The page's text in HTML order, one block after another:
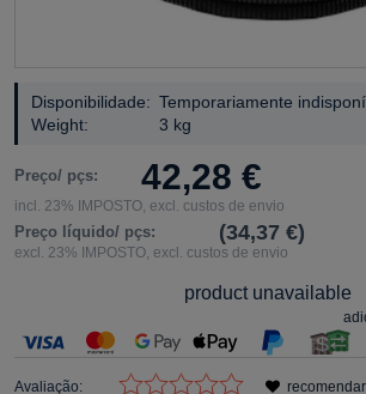
Disponibilidade: Temporariamente
Weight:
3 kg
Preço/ pçs: 42,28 €
incl. 23% IMPOSTO, excl. custos de envio
Preço líquido/ pçs: (34,37 €)
excl. 23% IMPOSTO, excl. custos de envio
product unavailable
Avaliação: